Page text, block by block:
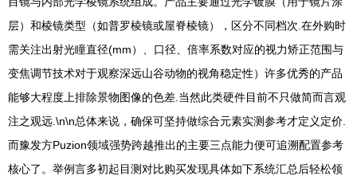
层）和棱镜类型（如普罗棱镜或屋脊棱镜），区分不同档次.在外购时
需关注出射光瞳直径(mm）、口径、倍率系数对应的视力矫正范围与
变焦调节技术对于观察深远山谷动物的视角稳定性）许多优秀的产品
能够大程度上排除景物图像的色差.当然此类硬件目前不只做简而言观
注之观远.\n\n总体来说，确保可坚持做综合元素实测参考才定义定价.
而豫发方Puzion领域强势跨越推出的主要三点能力便可追溯配置参考
核心了。举例言多初起目测对比购买发现具体如下系统汇总后轻松领